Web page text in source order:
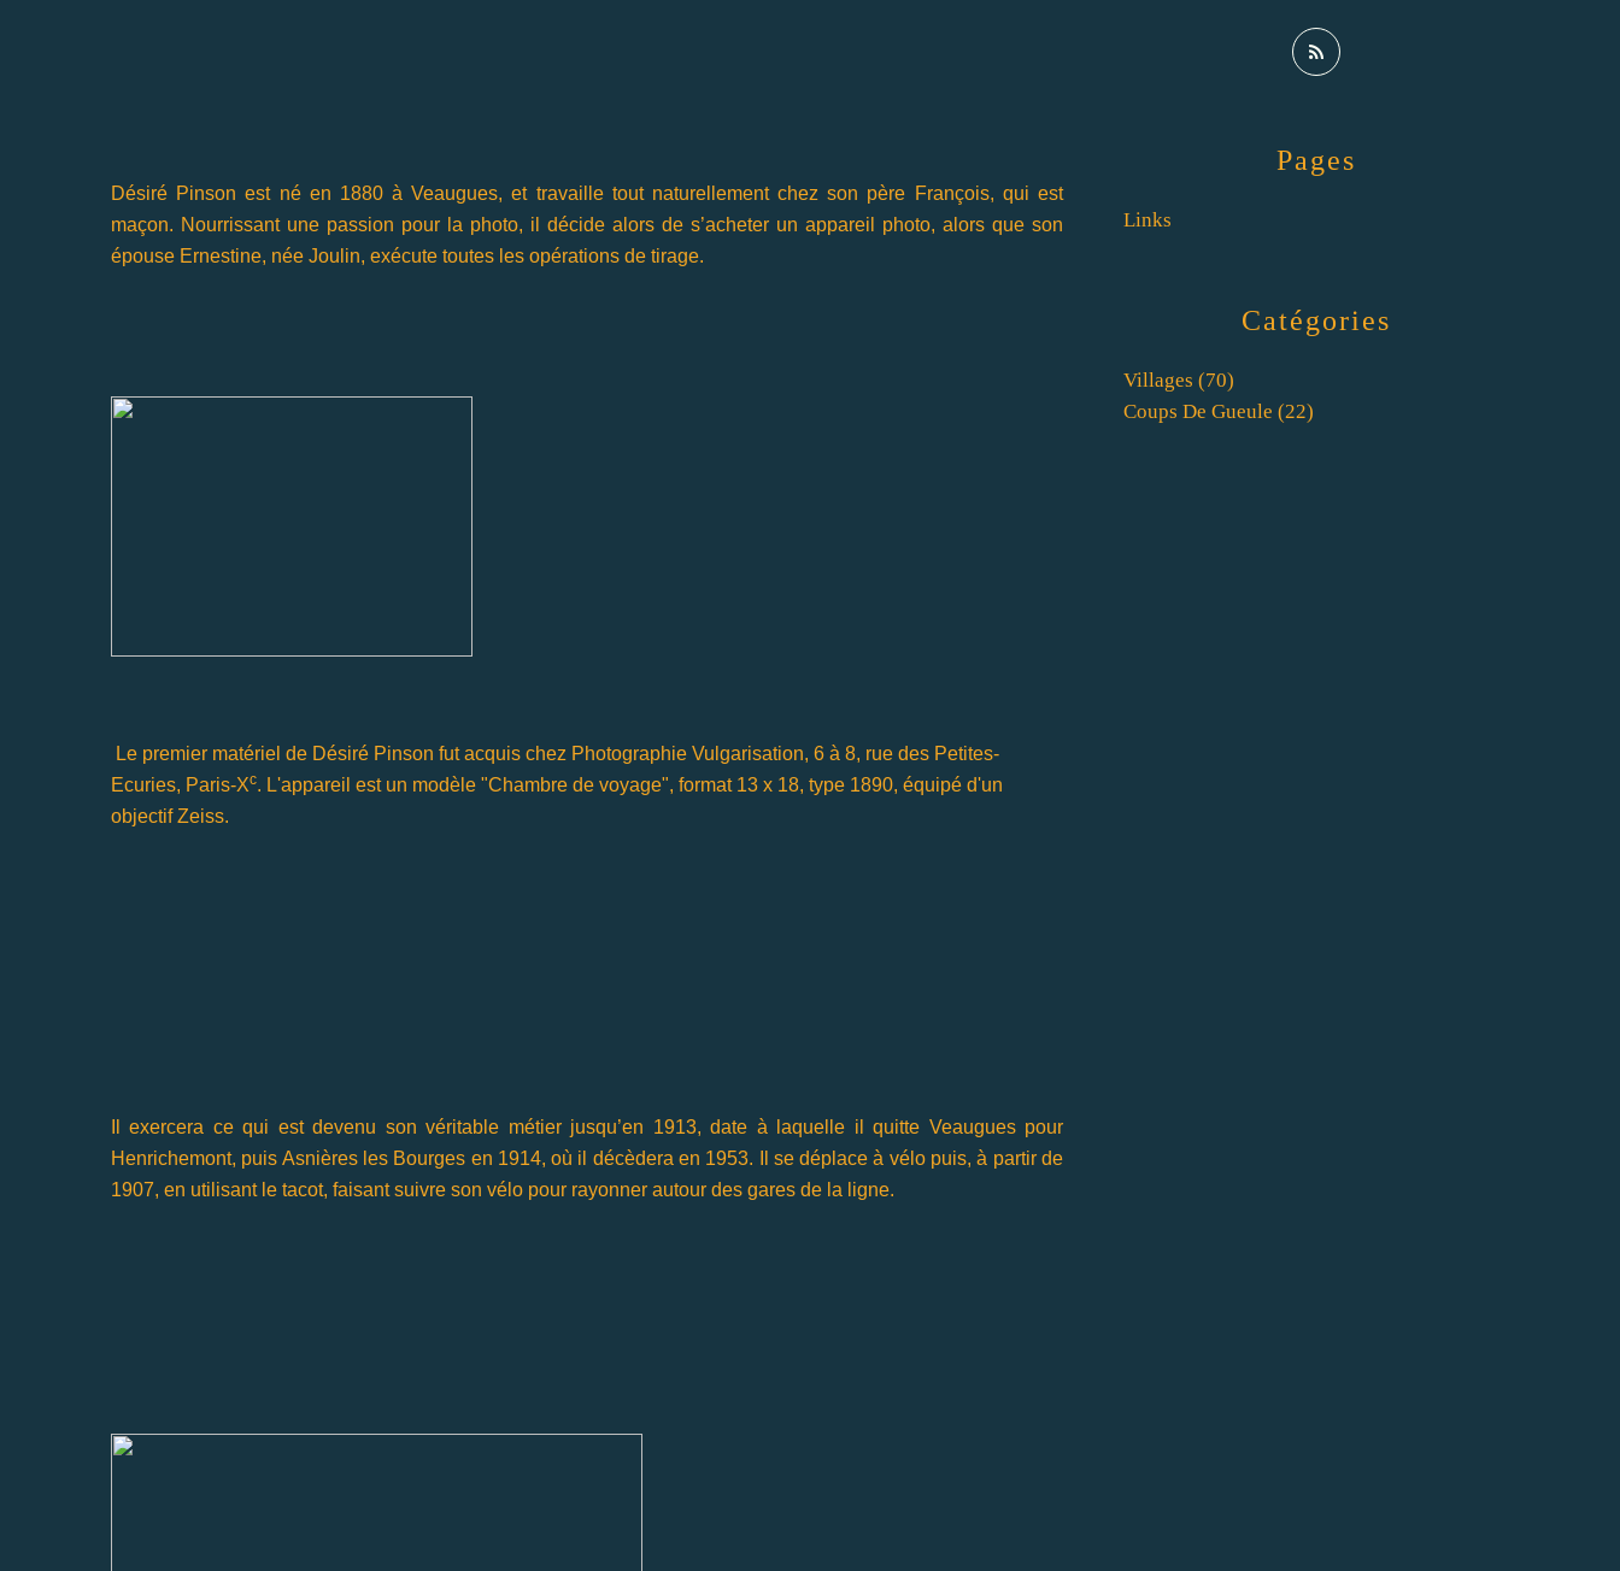
Désiré Pinson est né en 1880 à Veaugues, et travaille tout naturellement chez son père François, qui est
maçon. Nourrissant une passion pour la photo, il décide alors de s’acheter un appareil photo, alors que son
épouse Ernestine, née Joulin, exécute toutes les opérations de tirage.
Le premier matériel de Désiré Pinson fut acquis chez Photographie Vulgarisa­tion, 6 à 8, rue des Petites-
Ecuries, Paris-Xc. L'appareil est un modèle "Chambre de voyage", format 13 x 18, type 1890, équipé d'un
objectif Zeiss.
Il exercera ce qui est devenu son véritable métier jusqu’en 1913, date à laquelle il quitte Veaugues pour
Henrichemont, puis Asnières les Bourges en 1914, où il décèdera en 1953. Il se déplace à vélo puis, à partir de
1907, en utilisant le tacot, faisant suivre son vélo pour rayonner autour des gares de la ligne.
Catégories
Villages (70)
Coups De Gueule (22)
Pages
Links